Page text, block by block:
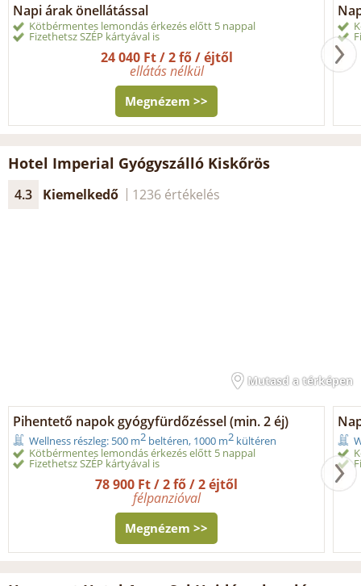
Napi árak önellátással
Kötbérmentes lemondás érkezés előtt 5 nappal
Fizethetsz SZÉP kártyával is
24 040 Ft / 2 fő / éjtől
ellátás nélkül
Megnézem >>
Hotel Imperial Gyógyszálló Kiskőrös
4.3 Kiemelkedő 1236 értékelés
Mutasd a térképen
Pihentető napok gyógyfürdőzéssel (min. 2 éj)
Wellness részleg: 500 m2 beltéren, 1000 m2 kültéren
Kötbérmentes lemondás érkezés előtt 5 nappal
Fizethetsz SZÉP kártyával is
78 900 Ft / 2 fő / 2 éjtől
félpanzióval
Megnézem >>